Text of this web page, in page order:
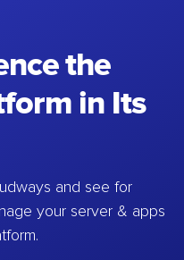
the
in Its
and see for
your server & apps